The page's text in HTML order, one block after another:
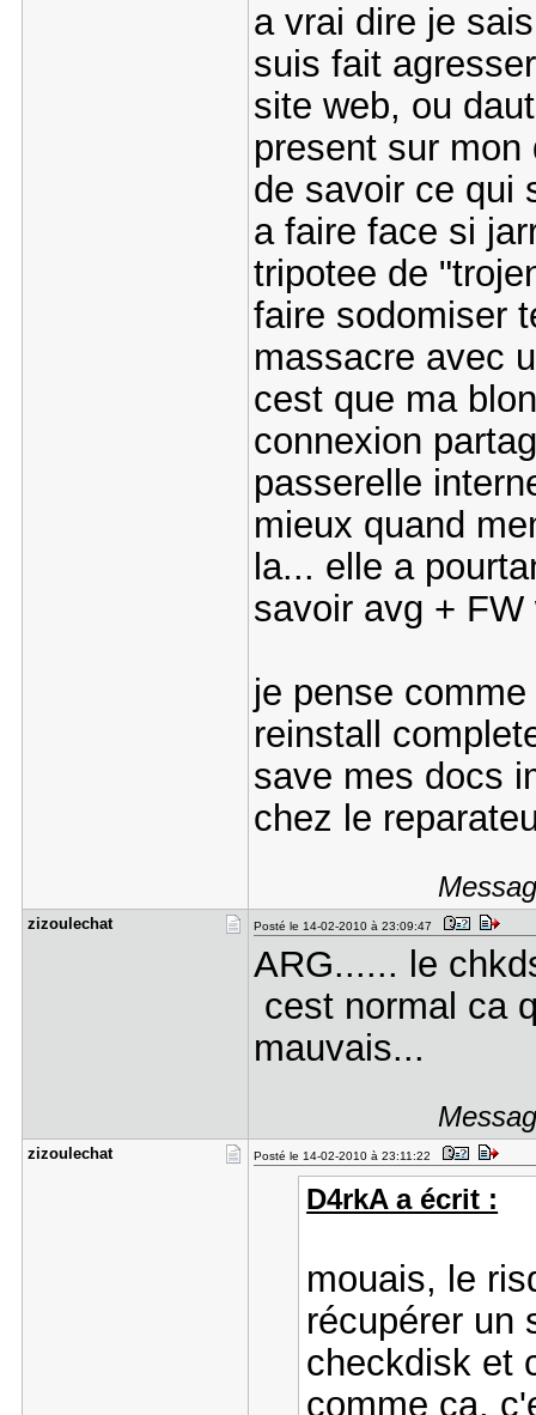
a vrai dire je
suis fait
site web, ou
present sur
de savoir ce qui
a faire face si
tripotee de
faire sodomiser
massacre avec
cest que ma
connexion
passerelle
mieux quand
la... elle a
savoir avg +
je pense
reinstall
save mes docs
chez le
zizoulecha​t Posté le 14-02-2010 à 23:09:47
ARG...... le
cest normal ca
mauvais...
zizoulecha​t Posté le 14-02-2010 à 23:11:22
D4rkA a écrit :
mouais, le
récupérer un
checkdisk et
comme ça,